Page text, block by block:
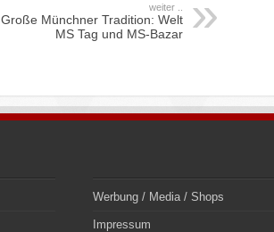
weiter ..
Große Münchner Tradition: Welt
MS Tag und MS-Bazar
Werbung / Media / Shops
Impressum